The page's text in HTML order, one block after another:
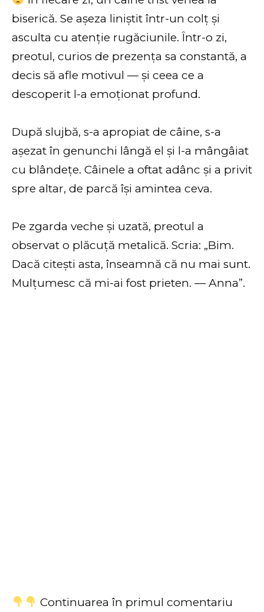
biserică. Se așeza liniștit într-un colț și
asculta cu atenție rugăciunile. Într-o zi,
preotul, curios de prezența sa constantă, a
decis să afle motivul — și ceea ce a
descoperit l-a emoționat profund.
După slujbă, s-a apropiat de câine, s-a
așezat în genunchi lângă el și l-a mângâiat
cu blândețe. Câinele a oftat adânc și a privit
spre altar, de parcă își amintea ceva.
Pe zgarda veche și uzată, preotul a
observat o plăcuță metalică. Scria: „Bim.
Dacă citești asta, înseamnă că nu mai sunt.
Mulțumesc că mi-ai fost prieten. — Anna”.
Continuarea în primul comentariu